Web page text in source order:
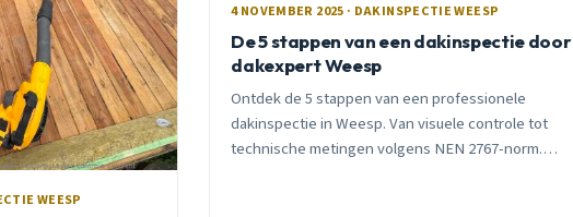
WEESP
4 NOVEMBER 2025 · DAKINSPECTIE WEESP
De 5 stappen van een dakinspectie door
dakexpert Weesp
Ontdek de 5 stappen van een professionele
dakinspectie in Weesp. Van visuele controle tot
technische metingen volgens NEN 2767-norm.